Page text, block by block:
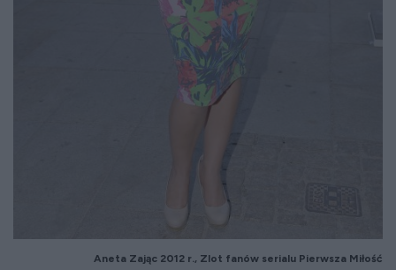
Aneta Zając 2012 r., Zlot fanów serialu Pierwsza Miłość